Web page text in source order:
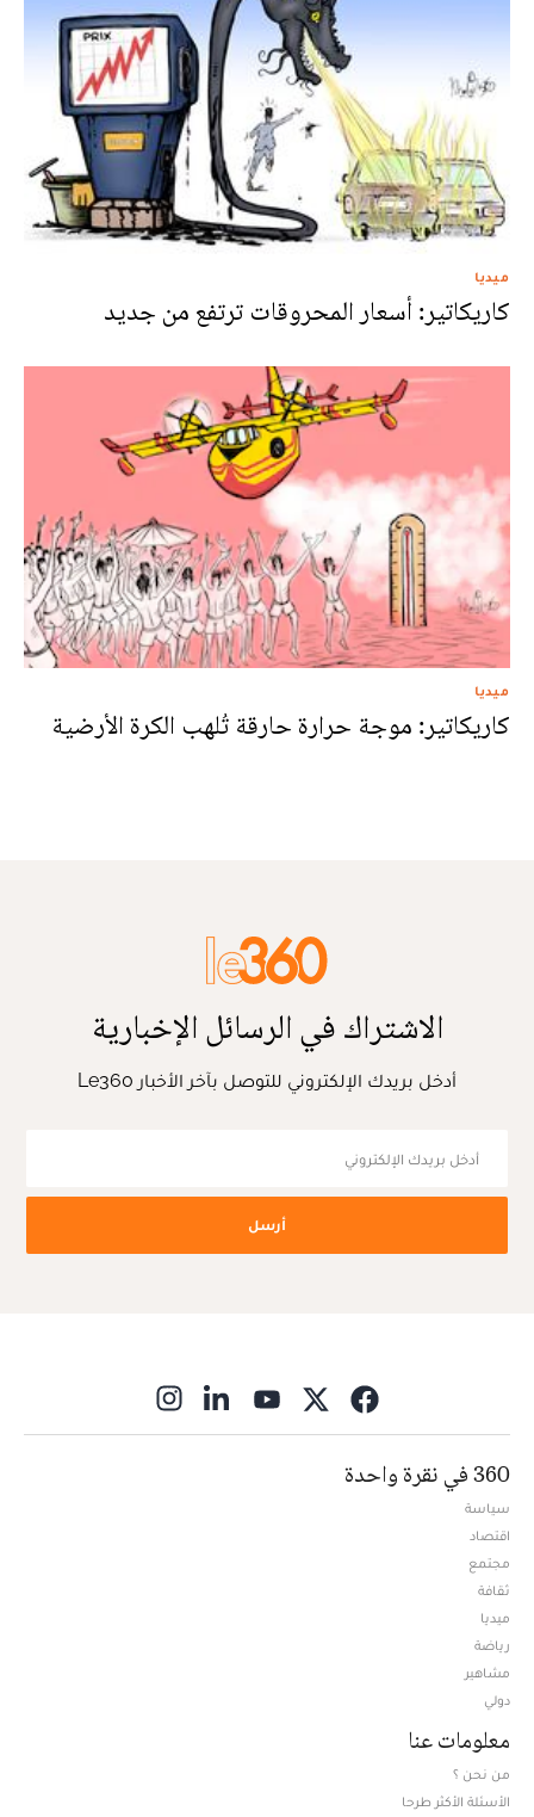
ميديا
كاريكاتير: أسعار المحروقات ترتفع من جديد
ميديا
كاريكاتير: موجة حرارة حارقة تُلهب الكرة الأرضية
الاشتراك في الرسائل الإخبارية
أدخل بريدك الإلكتروني للتوصل بآخر الأخبار Le360
أرسل
360 في نقرة واحدة
سياسة
اقتصاد
مجتمع
ثقافة
ميديا
رياضة
مشاهير
دولي
معلومات عنا
من نحن ؟
الأسئلة الأكثر طرحا